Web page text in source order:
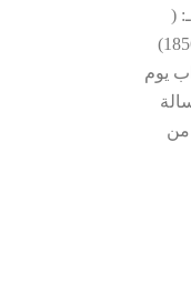
(
موقف بروسيا من حزب القرم 1853-1856)
يوم
رسالة
من